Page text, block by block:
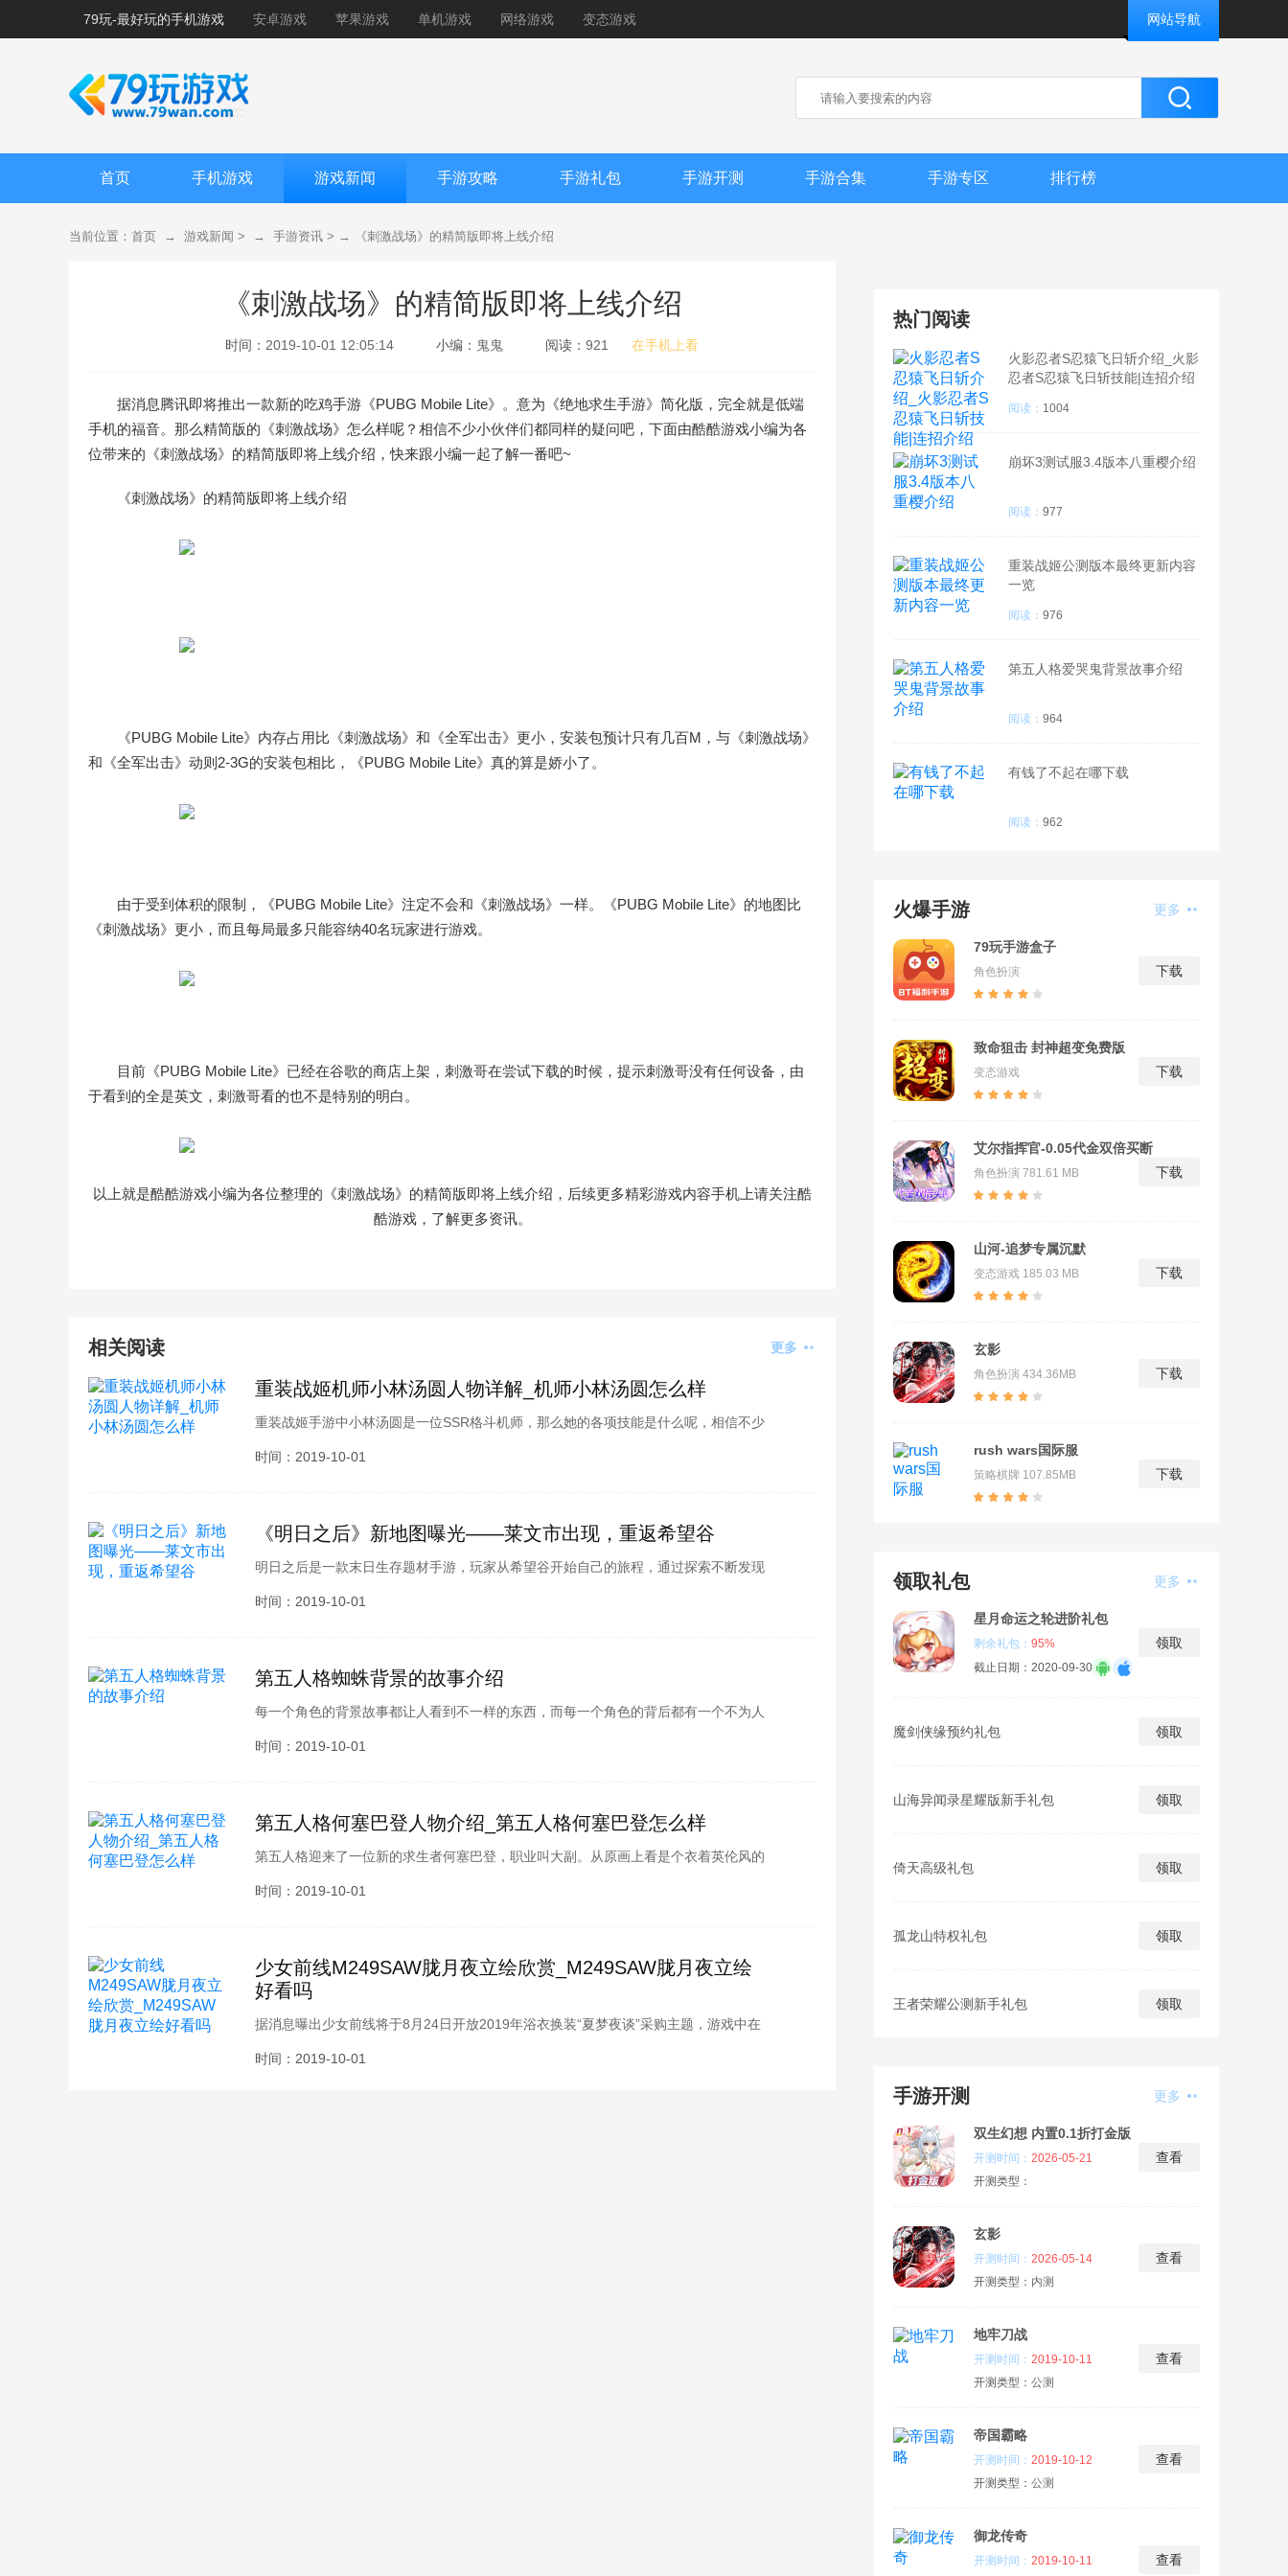
79玩-最好玩的手机游戏 安卓游戏 苹果游戏 单机游戏 网络游戏 变态游戏 网站导航
首页 手机游戏 游戏新闻 手游攻略 手游礼包 手游开测 手游合集 手游专区 排行榜
当前位置： 首页 → 游戏新闻 > → 手游资讯 > → 《刺激战场》的精简版即将上线介绍
《刺激战场》的精简版即将上线介绍
时间： 2019-10-01 12:05:14 小编： 鬼鬼 阅读： 921 在手机上看
据消息腾讯即将推出一款新的吃鸡手游《PUBG Mobile Lite》。意为《绝地求生手游》简化版，完全就是低端
手机的福音。那么精简版的《刺激战场》怎么样呢？相信不少小伙伴们都同样的疑问吧，下面由酷酷游戏小编为各
位带来的《刺激战场》的精简版即将上线介绍，快来跟小编一起了解一番吧~
《刺激战场》的精简版即将上线介绍
《PUBG Mobile Lite》内存占用比《刺激战场》和《全军出击》更小，安装包预计只有几百M，与《刺激战场》
和《全军出击》动则2-3G的安装包相比，《PUBG Mobile Lite》真的算是娇小了。
由于受到体积的限制，《PUBG Mobile Lite》注定不会和《刺激战场》一样。《PUBG Mobile Lite》的地图比
《刺激战场》更小，而且每局最多只能容纳40名玩家进行游戏。
目前《PUBG Mobile Lite》已经在谷歌的商店上架，刺激哥在尝试下载的时候，提示刺激哥没有任何设备，由
于看到的全是英文，刺激哥看的也不是特别的明白。
以上就是酷酷游戏小编为各位整理的《刺激战场》的精简版即将上线介绍，后续更多精彩游戏内容手机上请关注酷
酷游戏，了解更多资讯。
相关阅读 更多
重装战姬机师小林汤圆人物详解_机师小林汤圆怎么样
重装战姬手游中小林汤圆是一位SSR格斗机师，那么她的各项技能是什么呢，相信不少
小伙伴们都同样的疑问吧，下面由酷酷游戏小编为各位带来的重装战姬机师小林汤圆人
时间：2019-10-01
《明日之后》新地图曝光——莱文市出现，重返希望谷
明日之后是一款末日生存题材手游，玩家从希望谷开始自己的旅程，通过探索不断发现
新的领域，迎接新的冒险。今日，官方又为玩家曝光了全新的地图情报。这一次，阿弗
时间：2019-10-01
第五人格蜘蛛背景的故事介绍
每一个角色的背景故事都让人看到不一样的东西，而每一个角色的背后都有一个不为人
知的秘密，那么让小编为各位小伙伴们，讲解的是第五人格蜘蛛的背景故事，感兴趣的
时间：2019-10-01
第五人格何塞巴登人物介绍_第五人格何塞巴登怎么样
第五人格迎来了一位新的求生者何塞巴登，职业叫大副。从原画上看是个衣着英伦风的
帅气男性角色。下面由酷酷游戏小编为各位带来的第五人格何塞巴登人物介绍，快来跟
时间：2019-10-01
少女前线M249SAW胧月夜立绘欣赏_M249SAW胧月夜立绘
好看吗
据消息曝出少女前线将于8月24日开放2019年浴衣换装“夏梦夜谈”采购主题，游戏中在
近期也推出了该主题的第一件浴衣M249 SAW的“胧月夜”。那么M249SAW胧月夜立绘
时间：2019-10-01
热门阅读
火影忍者S忍猿飞日斩介绍_火影
忍者S忍猿飞日斩技能|连招介绍
阅读： 1004
崩坏3测试服3.4版本八重樱介绍
阅读： 977
重装战姬公测版本最终更新内容
一览
阅读： 976
第五人格爱哭鬼背景故事介绍
阅读： 964
有钱了不起在哪下载
阅读： 962
火爆手游 更多
79玩手游盒子
角色扮演 下载
致命狙击 封神超变免费版
变态游戏 下载
艾尔指挥官-0.05代金双倍买断
角色扮演 781.61 MB 下载
山河-追梦专属沉默
变态游戏 185.03 MB 下载
玄影
角色扮演 434.36MB 下载
rush wars国际服
策略棋牌 107.85MB 下载
领取礼包 更多
星月命运之轮进阶礼包
剩余礼包： 95%
截止日期：2020-09-30
领取
魔剑侠缘预约礼包 领取
山海异闻录星耀版新手礼包 领取
倚天高级礼包 领取
孤龙山特权礼包 领取
王者荣耀公测新手礼包 领取
手游开测 更多
双生幻想 内置0.1折打金版
开测时间： 2026-05-21
开测类型：
查看
玄影
开测时间： 2026-05-14
开测类型： 内测
查看
地牢刀战
开测时间： 2019-10-11
开测类型： 公测
查看
帝国霸略
开测时间： 2019-10-12
开测类型： 公测
查看
御龙传奇
开测时间： 2019-10-11 查看